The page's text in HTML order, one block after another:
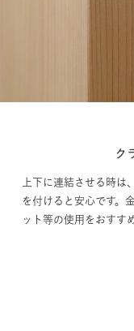
ク
上下に連結させる時は
を付けると安心です。
ット等の使用をおすす